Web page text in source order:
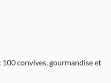
100 convives, gourmandise et